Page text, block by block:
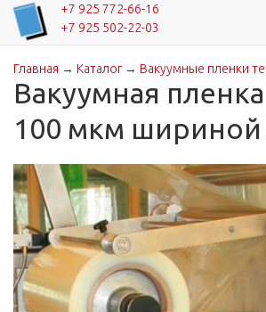
+7 925 772-66-16
+7 925 502-22-03
Вы здесь
Главная → Каталог→ Вакуумные пленки
Вакуумная
100 мкм шириной